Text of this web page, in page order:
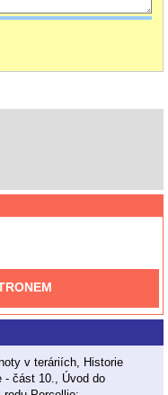
v teráriích, Historie
- část 10., Úvod do